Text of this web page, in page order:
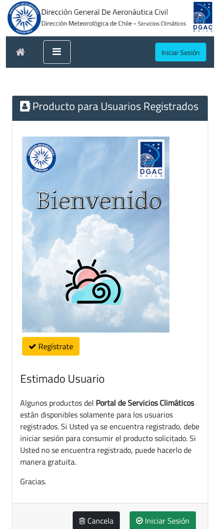
Iniciar Sesión
Producto para Usuarios Registrados
Regístrate
Estimado Usuario
Algunos productos del Portal de Servicios Climáticos
están disponibles solamente para los usuarios
registrados. Si Usted ya se encuentra registrado, debe
iniciar sesión para consumir el producto solicitado. Si
Usted no se encuentra registrado, puede hacerlo de
manera gratuita.
Gracias.
Cancela Iniciar Sesión